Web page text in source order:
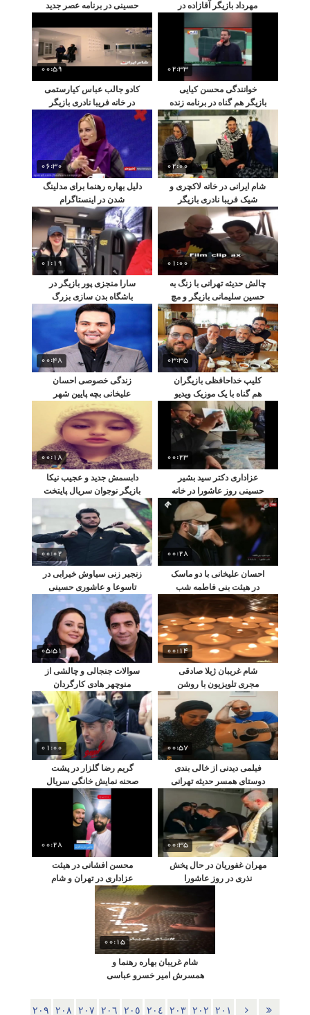
مهرداد بازیگر آقازاده در
حسینی در برنامه عصر جدید
02:33
خوانندگی محسن کیایی
بازیگر هم گناه در برنامه زنده
00:59
کادو جالب عباس کیارستمی
در خانه فریبا نادری بازیگر
02:00
شام ایرانی در خانه لاکچری و
شیک فریبا نادری بازیگر
ستایش
06:30
دلیل بهاره رهنما برای مدلینگ
شدن در اینستاگرام
01:00
چالش حدیثه تهرانی با زنگ به
حسین سلیمانی بازیگر و مچ
گیری همسر
01:19
سارا منجزی پور بازیگر در
باشگاه بدن سازی بزرگ
تهران
03:35
کلیپ خداحافظی بازیگران
هم‌ گناه با یک موزیک ویدیو
اختصاصی
00:48
زندگی خصوصی احسان
علیخانی بچه پایین شهر
تهرانم
00:23
عزاداری دکتر سید بشیر
حسینی روز عاشورا در خانه
00:18
دابسمش جدید و عجیب نیکا
بازیگر نوجوان سریال پایتخت
00:28
احسان علیخانی با دو ماسک
در هیئت بنی فاطمه شب
عاشورا
00:02
زنجیر زنی سیاوش خیرابی در
تاسوعا و عاشوری حسینی
00:14
شام غریبان ژیلا صادقی
مجری تلویزیون با روشن
کردن شمع
05:51
سوالات جنجالی و چالشی از
منوچهر هادی کارگردان
سریال دل
00:57
فیلمی دیدنی از خالی بندی
دوستای همسر حدیثه تهرانی
01:00
گریم رضا گلزار در پشت
صحنه نمایش خانگی سریال
عاشقانه
00:35
مهران غفوریان در حال پخش
نذری در روز عاشورا
00:28
محسن افشانی در هیئت
عزاداری در تهران و شام
غریبان خودش
00:15
شام غریبان بهاره رهنما و
همسرش امیر خسرو عباسی
٢٠١ ٢٠٢ ٢٠٣ ٢٠٤ ٢٠٥ ٢٠٦ ٢٠٧ ٢٠٨ ٢٠٩